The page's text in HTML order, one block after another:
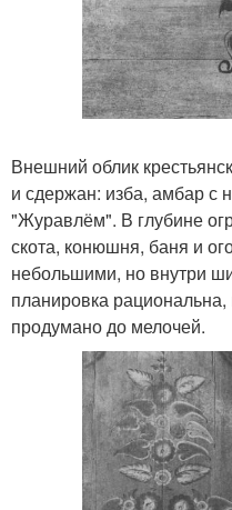
Внешний облик
и сдержан: изба, амбар с
"Журавлём". В глубине
скота, конюшня, баня и
небольшими, но внутри
планировка
продумано до мелочей.